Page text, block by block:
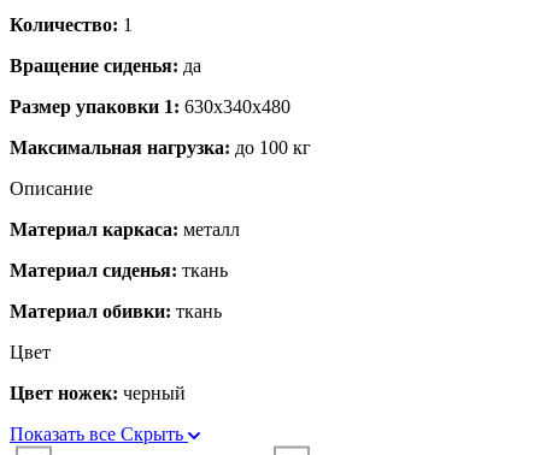
Количество: 1
Вращение сиденья: да
Размер упаковки 1: 630x340x480
Максимальная нагрузка: до 100 кг
Описание
Материал каркаса: металл
Материал сиденья: ткань
Материал обивки: ткань
Цвет
Цвет ножек: черный
Показать все Скрыть